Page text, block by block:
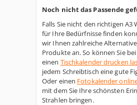
Noch nicht das Passende
Falls Sie nicht den richtigen A3
für Ihre Bedürfnisse finden
wir Ihnen zahlreiche
Produkte an. So können Sie
einen Tischkalender drucken
jedem Schreibtisch eine gute
Oder einen Fotokalender
mit dem Sie Ihre schönsten
Strahlen bringen.